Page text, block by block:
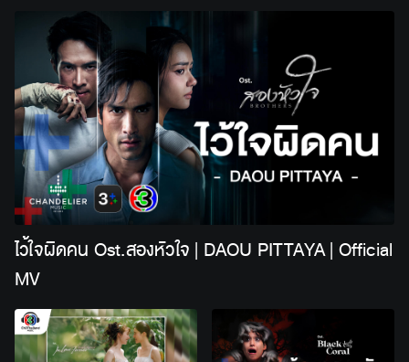
ไว้ใจผิดคน Ost.สองหัวใจ | DAOU PITTAYA | Official
MV